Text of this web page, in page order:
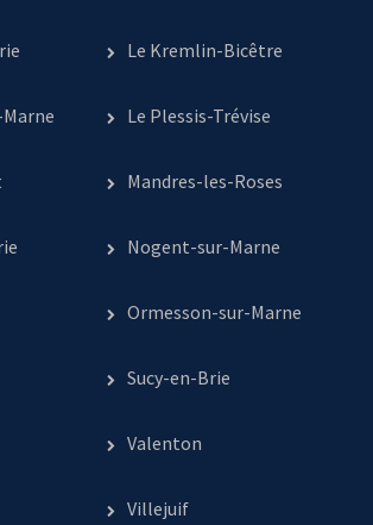
Le Kremlin-Bicêtre
Le Plessis-Trévise
Mandres-les-Roses
Nogent-sur-Marne
Ormesson-sur-Marne
Sucy-en-Brie
Valenton
Villejuif